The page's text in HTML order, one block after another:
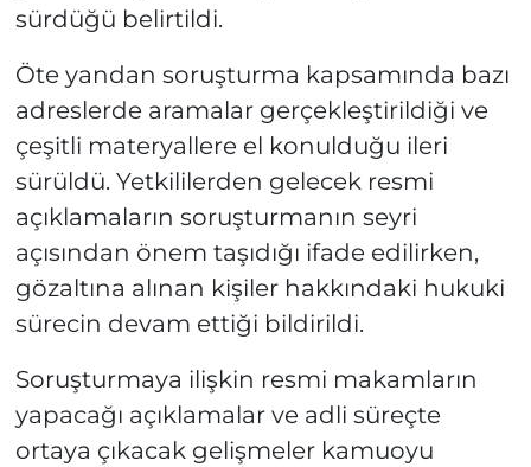
sürdüğü belirtildi.
Öte yandan soruşturma kapsamında bazı
adreslerde aramalar gerçekleştirildiği ve
çeşitli materyallere el konulduğu ileri
sürüldü. Yetkililerden gelecek resmi
açıklamaların soruşturmanın seyri
açısından önem taşıdığı ifade edilirken,
gözaltına alınan kişiler hakkındaki hukuki
sürecin devam ettiği bildirildi.
Soruşturmaya ilişkin resmi makamların
yapacağı açıklamalar ve adli süreçte
ortaya çıkacak gelişmeler kamuoyu